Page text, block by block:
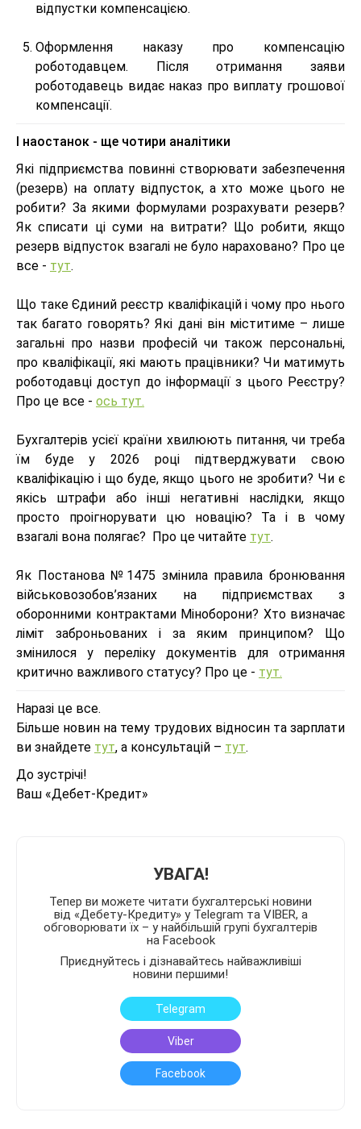
відпустки компенсацією.
Оформлення наказу про компенсацію
роботодавцем. Після отримання заяви
роботодавець видає наказ про виплату грошової
компенсації.
І наостанок - ще чотири аналітики
Які підприємства повинні створювати забезпечення
(резерв) на оплату відпусток, а хто може цього не
робити? За якими формулами розрахувати резерв?
Як списати ці суми на витрати? Що робити, якщо
резерв відпусток взагалі не було нараховано? Про це
все - тут.
Що таке Єдиний реєстр кваліфікацій і чому про нього
так багато говорять? Які дані він міститиме – лише
загальні про назви професій чи також персональні,
про кваліфікації, які мають працівники? Чи матимуть
роботодавці доступ до інформації з цього Реєстру?
Про це все - ось тут.
Бухгалтерів усієї країни хвилюють питання, чи треба
їм буде у 2026 році підтверджувати свою
кваліфікацію і що буде, якщо цього не зробити? Чи є
якісь штрафи або інші негативні наслідки, якщо
просто проігнорувати цю новацію? Та і в чому
взагалі вона полягає? Про це читайте тут.
Як Постанова №1475 змінила правила бронювання
військовозобов’язаних на підприємствах з
оборонними контрактами Міноборони? Хто визначає
ліміт заброньованих і за яким принципом? Що
змінилося у переліку документів для отримання
критично важливого статусу? Про це - тут.
Наразі це все.
Більше новин на тему трудових відносин та зарплати
ви знайдете тут, а консультацій – тут.
До зустрічі!
Ваш «Дебет-Кредит»
УВАГА!
Тепер ви можете читати бухгалтерські новини
від «Дебету-Кредиту» у Telegram та VIBER, а
обговорювати їх – у найбільшій групі бухгалтерів
на Facebook
Приєднуйтесь і дізнавайтесь найважливіші
новини першими!
Telegram
Viber
Facebook